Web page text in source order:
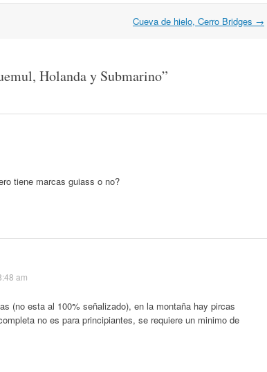
Cueva de hielo, Cerro Bridges →
Holanda y Submarino”
tiene marcas guiass o no?
am
(no esta al 100% señalizado), en la montaña hay pircas
no es para principiantes, se requiere un minimo de